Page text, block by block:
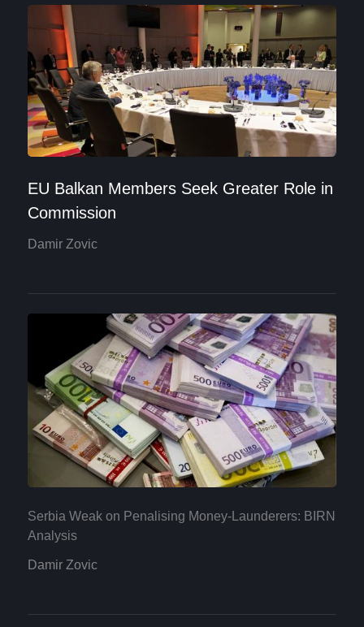
EU Balkan Members Seek Greater Role in
Commission
Damir Zovic
Serbia Weak on Penalising Money-Launderers: BIRN
Analysis
Damir Zovic